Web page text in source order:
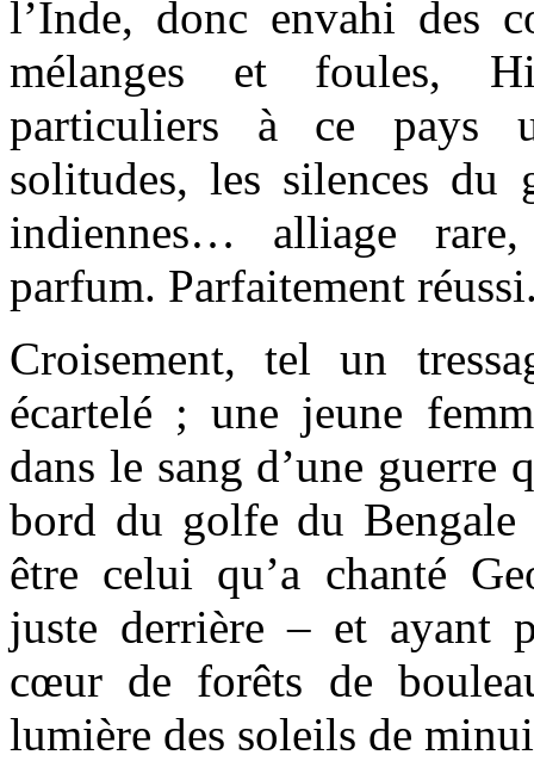
l’Inde, donc envahi des
mélanges et foules,
particuliers à ce pays
solitudes, les silences du
indiennes… alliage
parfum. Parfaitement
Croisement, tel un
écartelé ; une jeune
dans le sang d’une guerre
bord du golfe du Bengale
être celui qu’a chanté
juste derrière – et ayant
cœur de forêts de
lumière des soleils de